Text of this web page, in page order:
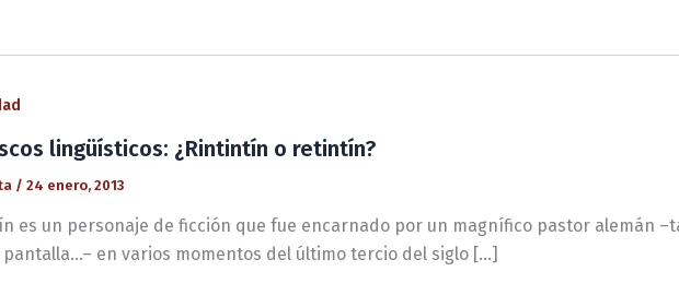
lingüísticos: ¿Rintintín o retintín?
/ 24 enero, 2013
es un personaje de ficción que fue encarnado por un magnífico pastor alemán
pantalla…– en varios momentos del último tercio del siglo […]